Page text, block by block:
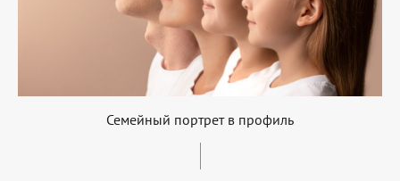
Семейный портрет в профиль